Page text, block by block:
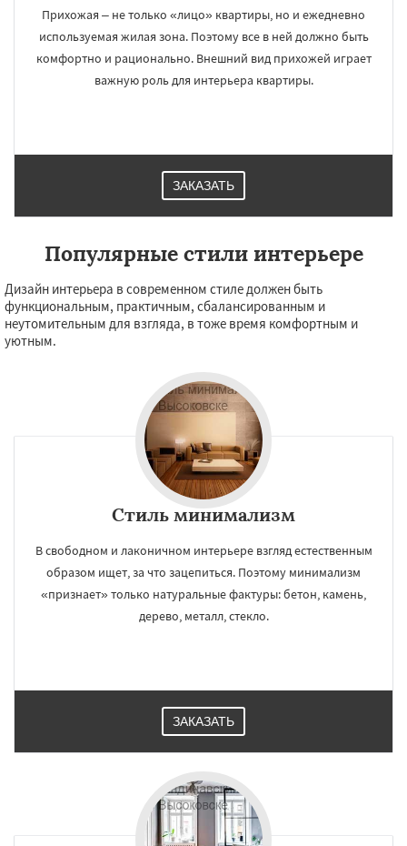
Прихожая – не только «лицо» квартиры, но и ежедневно
используемая жилая зона. Поэтому все в ней должно быть
комфортно и рационально. Внешний вид прихожей играет
важную роль для интерьера квартиры.
ЗАКАЗАТЬ
Популярные стили интерьере
Дизайн интерьера в современном стиле должен быть
функциональным, практичным, сбалансированным и
неутомительным для взгляда, в тоже время комфортным и
уютным.
Стиль минимализм
В свободном и лаконичном интерьере взгляд естественным
образом ищет, за что зацепиться. Поэтому минимализм
«признает» только натуральные фактуры: бетон, камень,
дерево, металл, стекло.
ЗАКАЗАТЬ